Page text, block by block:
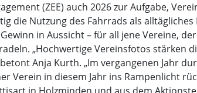
(ZEE) auch 2026 zur Aufgabe,
die Nutzung des Fahrrads als
in Aussicht – für all jene Vereine,
„Hochwertige Vereinsfotos stärken
Anja Kurth. „Im vergangenen Jahr
Verein in diesem Jahr ins Rampenlicht